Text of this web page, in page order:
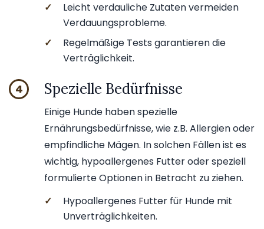
✓
Leicht verdauliche Zutaten vermeiden
Verdauungsprobleme.
✓
Regelmäßige Tests garantieren die
Verträglichkeit.
4 Spezielle Bedürfnisse
Einige Hunde haben spezielle
Ernährungsbedürfnisse, wie z.B. Allergien oder
empfindliche Mägen. In solchen Fällen ist es
wichtig, hypoallergenes Futter oder speziell
formulierte Optionen in Betracht zu ziehen.
✓
Hypoallergenes Futter für Hunde mit
Unverträglichkeiten.